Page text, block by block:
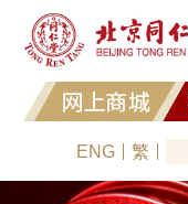
ENG 繁